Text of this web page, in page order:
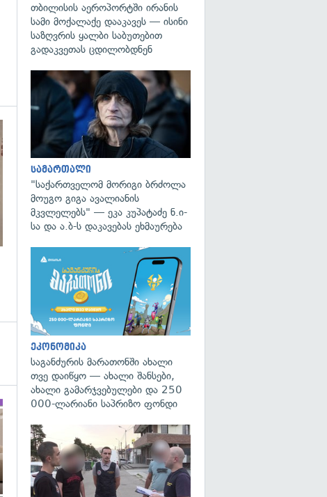
თბილისის აეროპორტში ირანის
სამი მოქალაქე დააკავეს — ისინი
საზღვრის ყალბი საბუთებით
გადაკვეთას ცდილობდნენ
სამართალი
"საქართველომ მორიგი ბრძოლა
მოუგო გიგა ავალიანის
მკვლელებს" — ეკა კუპატაძე ნ.ი-
სა და ა.ბ-ს დაკავებას ეხმაურება
ეკონომიკა
საგანძურის მარათონში ახალი
თვე დაიწყო — ახალი შანსები,
ახალი გამარჯვებულები და 250
000-ლარიანი საპრიზო ფონდი